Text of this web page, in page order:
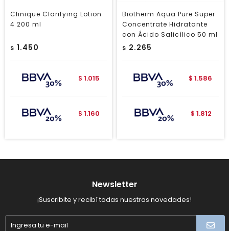
Clinique Clarifying Lotion
4 200 ml
$ 1.450
$ 1.015
$ 1.160
Biotherm Aqua Pure Super
Concentrate Hidratante
con Ácido Salicílico 50 ml
$ 2.265
$ 1.586
$ 1.812
Newsletter
¡Suscribite y recibí todas nuestras novedades!